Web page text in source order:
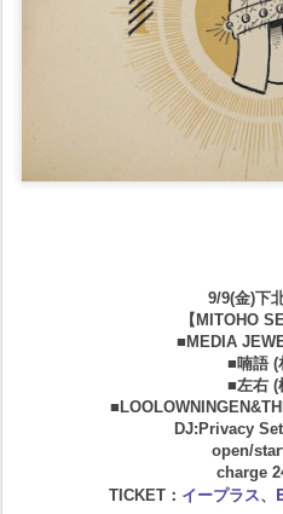
9/9(金)下
【MITOHO
■MEDIA
■喃語 (
■左右 (
DJ:Privacy
open/
charge
TICKET： イープラス、